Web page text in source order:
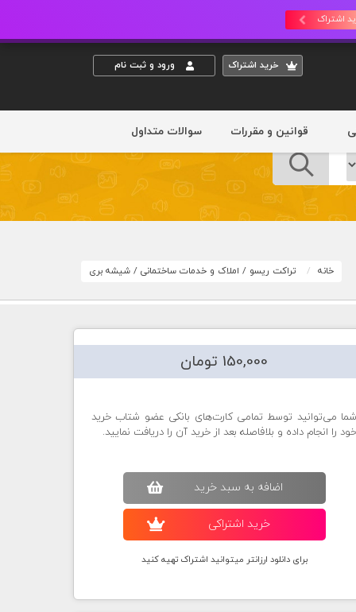
اشتراک
خريد اشتراک ورود و ثبت نام
قوانین و مقررات سوالات متداول
خانه تراکت ریسو / املاک و خدمات ساختمانی / شیشه بری
150,000 تومان
شما می‌توانید توسط تمامی کارت‌های بانکی عضو شتاب خرید
خود را انجام داده و بلافاصله بعد از خرید آن را دریافت نمایید.
اضافه به سبد خريد
خريد اشتراکی
برای دانلود ارزانتر میتوانید اشتراک تهیه کنید